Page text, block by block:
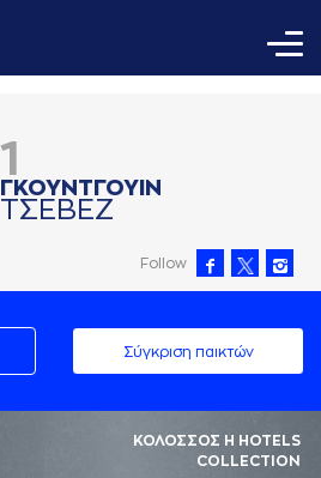
1
ΓΚΟΥΝΤΓΟΥΙΝ
ΤΣΕΒΕΖ
Follow
Σύγκριση παικτών
ΚΟΛΟΣΣΟΣ H HOTELS
COLLECTION